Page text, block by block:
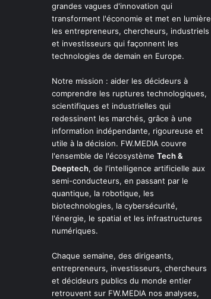
grandes vagues d'innovation qui
transforment l'économie et met en lumière
les entrepreneurs, chercheurs, industriels
et investisseurs qui façonnent les
technologies de demain en Europe.
Notre mission : aider les décideurs à
comprendre les ruptures technologiques,
scientifiques et industrielles qui
redessinent les marchés, grâce à une
information indépendante, rigoureuse et
utile à la décision. FW.MEDIA couvre
l'ensemble de l'écosystème Tech &
Deeptech, de l'intelligence artificielle aux
semi-conducteurs, en passant par le
quantique, la robotique, les
biotechnologies, la cybersécurité,
l'énergie, le spatial et les infrastructures
numériques.
Chaque semaine, des dirigeants,
entrepreneurs, investisseurs, chercheurs
et décideurs publics du monde entier
retrouvent sur FW.MEDIA nos analyses,